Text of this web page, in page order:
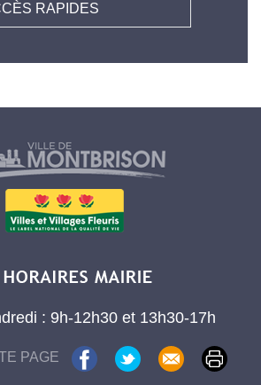
RAPIDES
: 9h-12h30 et 13h30-17h
PAGE